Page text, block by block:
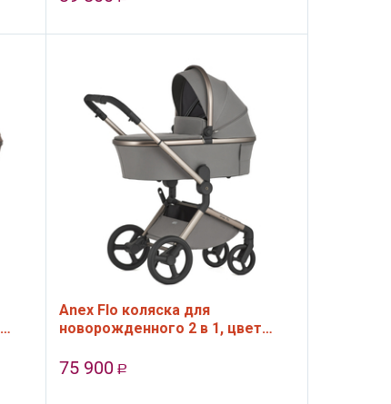
Anex Flo коляска для
новорожденного 2 в 1, цвет
75 900 Р